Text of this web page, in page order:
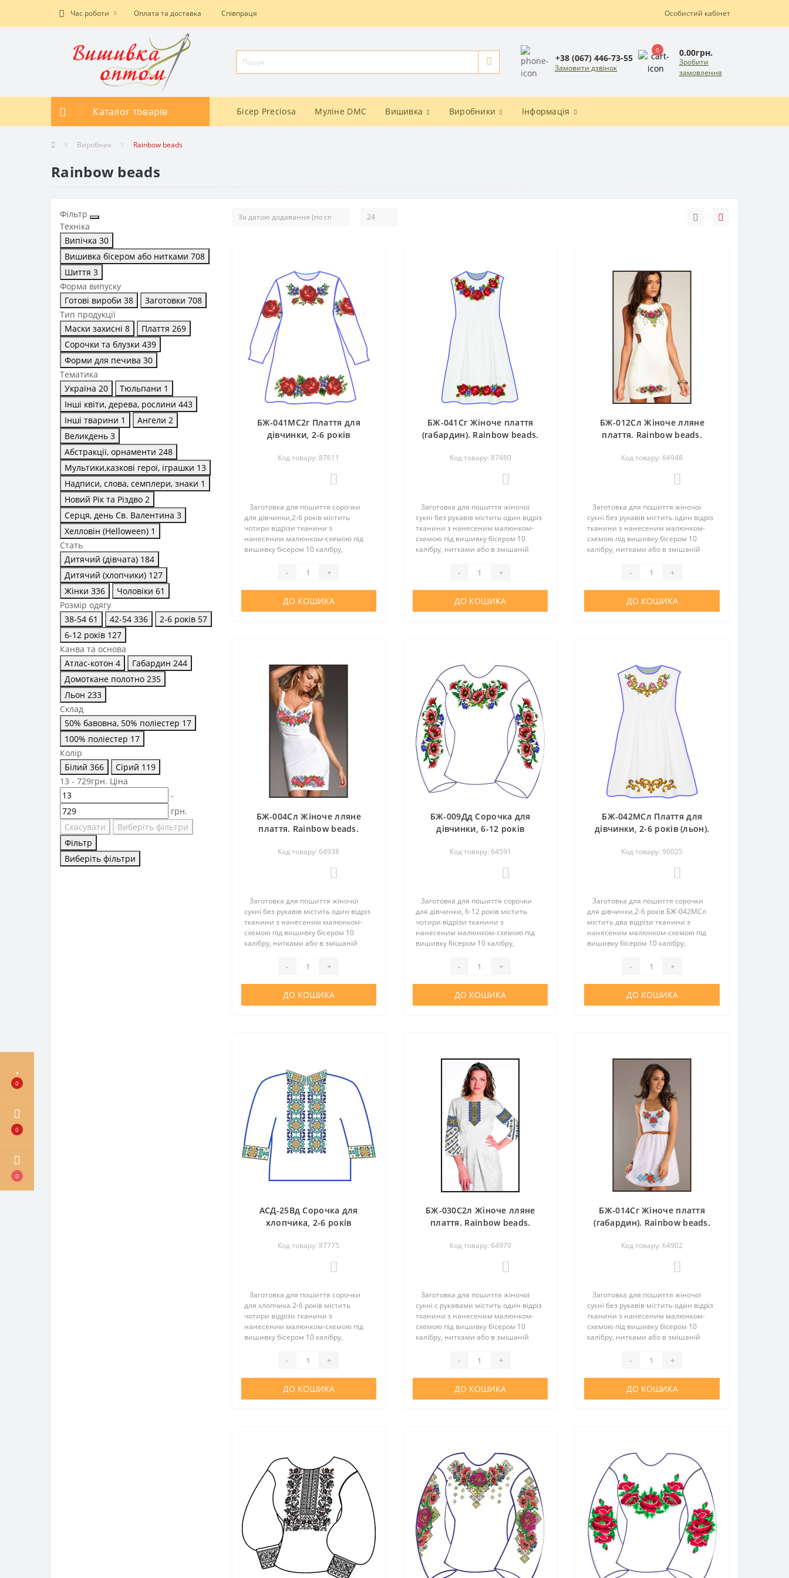
0
0
0
Час роботи Оплата та доставка Співпраця Особистий кабінет
+38 (067) 446-73-55
Замовити дзвінок
0 0.00грн.
Зробити
замовлення
Каталог товарів Бісер Preciosa Муліне DMC Вишивка Виробники Інформація
Виробник Rainbow beads
Rainbow beads
Фільтр
Техніка
Випічка 30
Вишивка бісером або нитками 708
Шиття 3
Форма випуску
Готові вироби 38 Заготовки 708
Тип продукції
Маски захисні 8 Плаття 269
Сорочки та блузки 439
Форми для печива 30
Тематика
Україна 20 Тюльпани 1
Інші квіти, дерева, рослини 443
Інші тварини 1 Ангели 2
Великдень 3
Абстракції, орнаменти 248
Мультики,казкові герої, іграшки 13
Надписи, слова, семплери, знаки 1
Новий Рік та Різдво 2
Серця, день Св. Валентина 3
Хелловін (Helloween) 1
Стать
Дитячий (дівчата) 184
Дитячий (хлопчики) 127
Жінки 336 Чоловіки 61
Розмір одягу
38-54 61 42-54 336 2-6 років 57
6-12 років 127
Канва та основа
Атлас-котон 4 Габардин 244
Домоткане полотно 235
Льон 233
Склад
50% бавовна, 50% поліестер 17
100% поліестер 17
Колір
Білий 366 Сірий 119
13 - 729грн. Ціна
-
грн.
Скасувати
Виберіть фільтри
Фільтр
Виберіть фільтри
БЖ-041МС2г Плаття для
дівчинки, 2-6 років
Заготовка для вишивки
нитками або бісером
Код товару: 87611
Заготовка для пошиття сорочки
для дівчинки,2-6 років містить
чотири відрізи тканини з
нанесеним малюнком-схемою під
вишивку бісером 10 калібру,
Викрійки немає. Тканина - льон.
Розміри п..
- +
ДО КОШИКА
БЖ-041Сг Жіноче плаття
(габардин). Rainbow beads.
нитками або бісером
Код товару: 87480
Заготовка для пошиття жіночої
сукні без рукавів містить один відріз
тканини з нанесеним малюнком-
схемою під вишивку бісером 10
калібру, нитками або в змішаній
тканини: 100% поліестер Викрійкою
- +
ДО КОШИКА
БЖ-012Сл Жіноче лляне
плаття. Rainbow beads.
нитками або бісером
Код товару: 64948
Заготовка для пошиття жіночої
сукні без рукавів містить один відріз
тканини з нанесеним малюнком-
схемою під вишивку бісером 10
калібру, нитками або в змішаній
тканини: 50% льон, 50% поліестер.
- +
ДО КОШИКА
БЖ-004Сл Жіноче лляне
плаття. Rainbow beads.
нитками або бісером
Код товару: 64938
Заготовка для пошиття жіночої
сукні без рукавів містить один відріз
тканини з нанесеним малюнком-
схемою під вишивку бісером 10
калібру, нитками або в змішаній
тканини: 50% льон, 50% поліестер.
- +
ДО КОШИКА
БЖ-009Дд Сорочка для
дівчинки, 6-12 років
Rainbow beads. Заготовка
для вишивки нитками або
Код товару: 64591
Заготовка для пошиття сорочки
для дівчинки, 6-12 років містить
чотири відрізи тканини з
нанесеним малюнком-схемою під
вишивку бісером 10 калібру,
Викрійки немає. Тканина -
50% бавов..
- +
ДО КОШИКА
БЖ-042МСл Плаття для
дівчинки, 2-6 років (льон).
для вишивки нитками або
Код товару: 90025
Заготовка для пошиття сорочки
для дівчинки,2-6 років БЖ-042МСл
містить два відрізи тканини з
нанесеним малюнком-схемою під
вишивку бісером 10 калібру,
Викрійки немає. Тканина - льон.
- +
ДО КОШИКА
АСД-25Вд Сорочка для
хлопчика, 2-6 років
Rainbow beads. Заготовка
для вишивки нитками або
Код товару: 87775
Заготовка для пошиття сорочки
для хлопчика 2-6 років містить
чотири відрізи тканини з
нанесеним малюнком-схемою під
вишивку бісером 10 калібру,
Викрійки немає. Тканина -
50% бавовна..
- +
ДО КОШИКА
БЖ-030С2л Жіноче лляне
плаття. Rainbow beads.
нитками або бісером
Код товару: 64979
Заготовка для пошиття жіночої
сукні c рукавами містить один відріз
тканини з нанесеним малюнком-
схемою під вишивку бісером 10
калібру, нитками або в змішаній
Тканина - льон.Колір натурального
- +
ДО КОШИКА
БЖ-014Сг Жіноче плаття
(габардин). Rainbow beads.
нитками або бісером
Код товару: 64902
Заготовка для пошиття жіночої
сукні без рукавів містить один відріз
тканини з нанесеним малюнком-
схемою під вишивку бісером 10
калібру, нитками або в змішаній
тканини: 100% поліестер. Викрійкою
- +
ДО КОШИКА